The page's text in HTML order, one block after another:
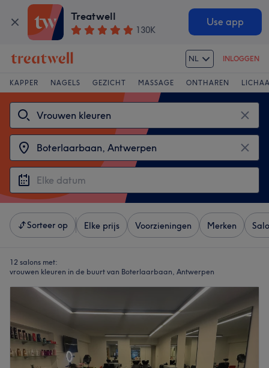
Treatwell
130K
Use app
NL INLOGGEN
KAPPER NAGELS GEZICHT MASSAGE ONTHAREN
Sorteer op Elke prijs Voorzieningen Merken
12 salons met:
vrouwen kleuren in de buurt van Boterlaarbaan, Antwerpen